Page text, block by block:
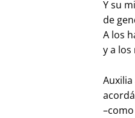
Y su
de
A los
y a los